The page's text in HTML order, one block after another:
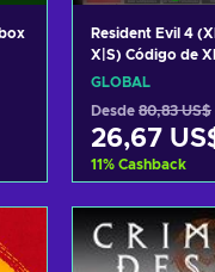
Resident Evil 4
X|S) Código de
GLOBAL
GLOBAL
Desde 80,83 US$
26,67
11% Cashback
Añadir
Ver